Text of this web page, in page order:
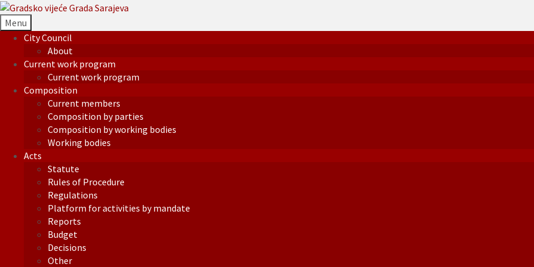
Menu
City Council
About
Current work program
Current work program
Composition
Current members
Composition by parties
Composition by working bodies
Working bodies
Acts
Statute
Rules of Procedure
Regulations
Platform for activities by mandate
Reports
Budget
Decisions
Other